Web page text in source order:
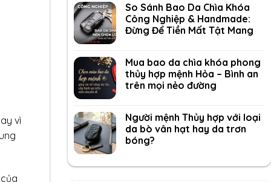
vì
So Sánh Bao Da Chìa Khóa
Công Nghiệp & Handmade:
Đừng Để Tiền Mất Tật Mang
Mua bao da chìa khóa phong
thủy hợp mệnh Hỏa – Bình an
trên mọi nẻo đường
Người mệnh Thủy hợp với loại
da bò vân hạt hay da trơn
bóng?